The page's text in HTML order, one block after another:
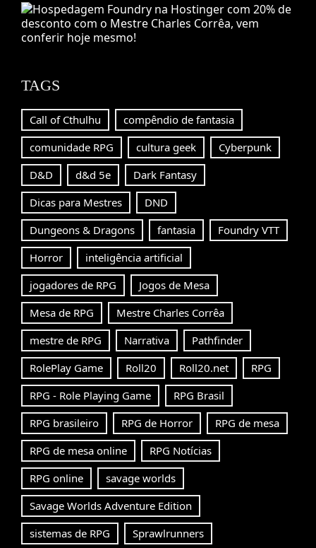
TAGS
Call of Cthulhu
compêndio de fantasia
comunidade RPG
cultura geek
Cyberpunk
D&D
d&d 5e
Dark Fantasy
Dicas para Mestres
DND
Dungeons & Dragons
fantasia
Foundry VTT
Horror
inteligência artificial
jogadores de RPG
Jogos de Mesa
Mesa de RPG
Mestre Charles Corrêa
mestre de RPG
Narrativa
Pathfinder
RolePlay Game
Roll20 Roll20.net
RPG
RPG - Role Playing Game
RPG Brasil
RPG brasileiro
RPG de Horror
RPG de mesa
RPG de mesa online
RPG Notícias
RPG online
savage worlds
Savage Worlds Adventure Edition
sistemas de RPG
Sprawlrunners